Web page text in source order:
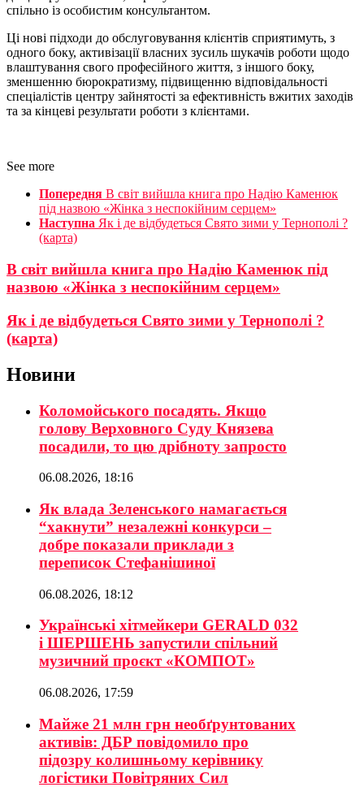
спільно із особистим консультантом.
Ці нові підходи до обслуговування клієнтів сприятимуть, з
одного боку, активізації власних зусиль шукачів роботи щодо
влаштування свого професійного життя, з іншого боку,
зменшенню бюрократизму, підвищенню відповідальності
спеціалістів центру зайнятості за ефективність вжитих заходів
та за кінцеві результати роботи з клієнтами.
See more
Попередня В світ вийшла книга про Надію Каменюк
під назвою «Жінка з неспокійним серцем»
Наступна Як і де відбудеться Свято зими у Тернополі ?
(карта)
В світ вийшла книга про Надію Каменюк під
назвою «Жінка з неспокійним серцем»
Як і де відбудеться Свято зими у Тернополі ?
(карта)
Новини
Коломойського посадять. Якщо
голову Верховного Суду Князева
посадили, то цю дрібноту запросто
06.08.2026, 18:16
Як влада Зеленського намагається
“хакнути” незалежні конкурси –
добре показали приклади з
переписок Стефанішиної
06.08.2026, 18:12
Українські хітмейкери GERALD 032
і ШЕРШЕНЬ запустили спільний
музичний проєкт «КОМПОТ»
06.08.2026, 17:59
Майже 21 млн грн необґрунтованих
активів: ДБР повідомило про
підозру колишньому керівнику
логістики Повітряних Сил